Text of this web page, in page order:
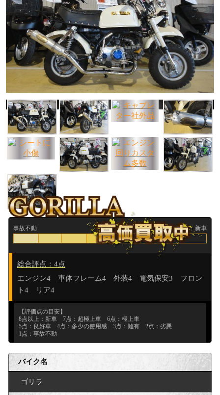
事故不動 新車
4
総合評点：4点
エンジン4 車体フレーム4 外装4 電気保安3 フロン
ト4 リア4
【評価点の目安】
8点以上：新車 7点：超極上車 6点：極上車
5点：良好車 4点：多少の使用感 3点：難有 2点：劣悪
1点：事故不動
バイク名
ゴリラ